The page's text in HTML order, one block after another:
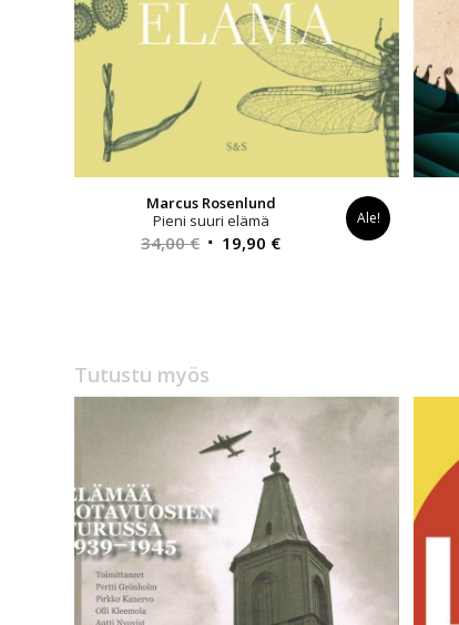
Marcus Rosenlund
Pieni suuri elämä
34,00€ Alkuperäinen
19,90 €Nykyinen
Ale!
Tutustu myös